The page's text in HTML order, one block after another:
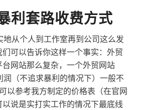
利套路收费方式
地从个人到工作室再到公司这么发
可以告诉你这样一个事实：外贸
网站那么复杂，一个外贸网站
（不追求暴利的情况下）一般不
以参考我方制定的价格表（在官网
说是实打实工作的情况下最底线